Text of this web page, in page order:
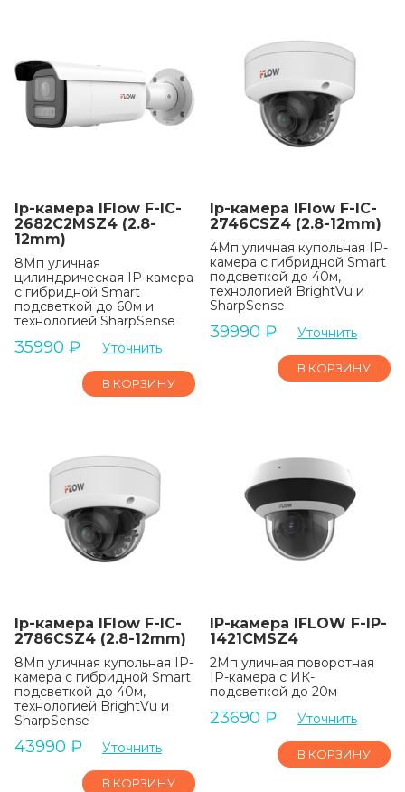
Ip-камера IFlow F-IC-
2682C2MSZ4 (2.8-
12mm)
8Мп уличная
цилиндрическая IP-камера
c гибридной Smart
подсветкой до 60м и
технологией SharpSense
35990 ₽ Уточнить
В КОРЗИНУ
Ip-камера IFlow F-IC-
2746CSZ4 (2.8-12mm)
4Мп уличная купольная IP-
камера c гибридной Smart
подсветкой до 40м,
технологией BrightVu и
SharpSense
39990 ₽ Уточнить
В КОРЗИНУ
Ip-камера IFlow F-IC-
2786CSZ4 (2.8-12mm)
8Мп уличная купольная IP-
камера c гибридной Smart
подсветкой до 40м,
технологией BrightVu и
SharpSense
43990 ₽ Уточнить
В КОРЗИНУ
IP-камера IFLOW F-IP-
1421CMSZ4
2Мп уличная поворотная
IP-камера c ИК-
подсветкой до 20м
23690 ₽ Уточнить
В КОРЗИНУ